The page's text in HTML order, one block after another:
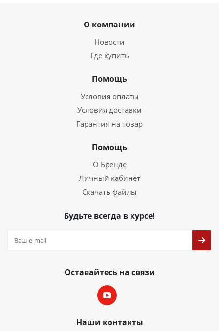
О компании
Новости
Где купить
Помощь
Условия оплаты
Условия доставки
Гарантия на товар
Помощь
О Бренде
Личный кабинет
Скачать файлы
Будьте всегда в курсе!
Оставайтесь на связи
Наши контакты